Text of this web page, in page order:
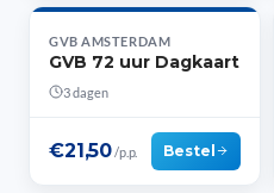
GVB AMSTERDAM
GVB 72 uur Dagkaart
3 dagen
€21,50/p.p. Bestel